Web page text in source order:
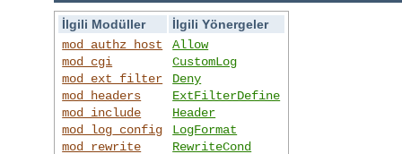
İlgili Modüller
İlgili Yönergeler
mod_authz_host
mod_cgi
mod_ext_filter
mod_headers
mod_include
mod_log_config
mod_rewrite
Allow
CustomLog
Deny
ExtFilterDefine
Header
LogFormat
RewriteCond